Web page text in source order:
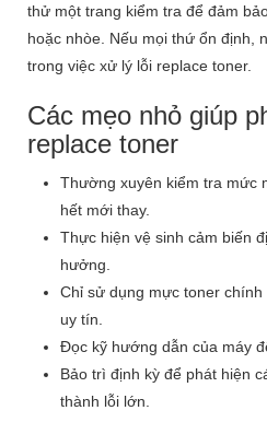
thử một trang kiểm tra để đảm
hoặc nhòe. Nếu mọi thứ ổn định,
trong việc xử lý lỗi replace toner.
Các mẹo nhỏ giúp
replace toner
Thường xuyên kiểm tra mức
hết mới thay.
Thực hiện vệ sinh cảm biến
hưởng.
Chỉ sử dụng mực toner
uy tín.
Đọc kỹ hướng dẫn của máy
Bảo trì định kỳ để phát hiện
thành lỗi lớn.